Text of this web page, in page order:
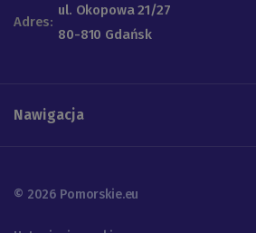
Adres:
ul. Okopowa 21/27
80-810 Gdańsk
Nawigacja
© 2026 Pomorskie.eu